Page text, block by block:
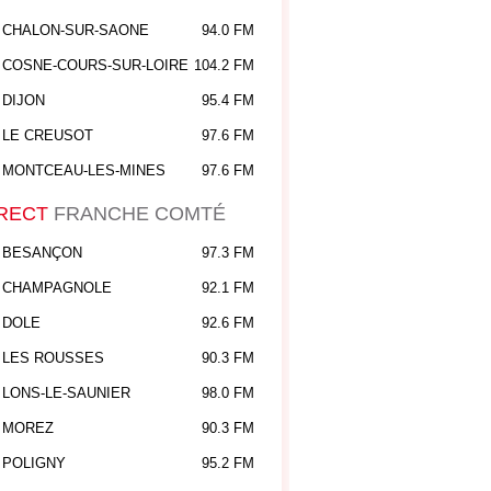
CHALON-SUR-SAONE 94.0 FM
COSNE-COURS-SUR-LOIRE 104.2 FM
DIJON 95.4 FM
LE CREUSOT 97.6 FM
MONTCEAU-LES-MINES 97.6 FM
FRANCHE COMTÉ
BESANÇON 97.3 FM
CHAMPAGNOLE 92.1 FM
DOLE 92.6 FM
LES ROUSSES 90.3 FM
LONS-LE-SAUNIER 98.0 FM
MOREZ 90.3 FM
POLIGNY 95.2 FM